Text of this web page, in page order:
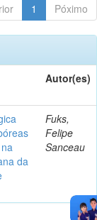
1 Póximo
Autor(es)
da
Fuks,
Felipe
Sanceau